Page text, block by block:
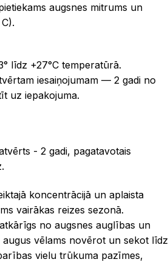
augsnes mitrums un
līdz +27°C temperatūrā.
iesaiņojumam — 2 gadi no
uz iepakojuma.
- 2 gadi, pagatavotais
koncentrācijā un aplaista
vairākas reizes sezonā.
no augsnes auglības un
augus vēlams novērot un sekot līdz
vielu trūkuma pazīmes,